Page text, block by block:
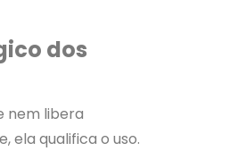
dos
nem libera
ela qualifica o uso.